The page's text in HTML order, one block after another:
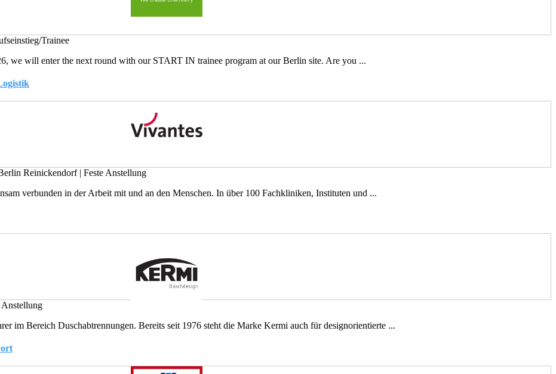
Trainee
we will enter the next round with our START IN trainee program at our Berlin site. Are you ...
Reinickendorf | Feste Anstellung
verbunden in der Arbeit mit und an den Menschen. In über 100 Fachkliniken, Instituten und ...
Anstellung
im Bereich Duschabtrennungen. Bereits seit 1976 steht die Marke Kermi auch für designorientierte ...